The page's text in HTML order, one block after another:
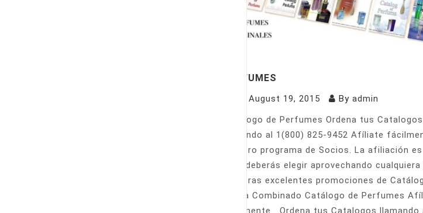
PERFUMES
August 19, 2015 By admin
Catálogo de Perfumes Ordena tus Catalogos
llamando al 1(800) 825-9452 Afíliate
nuestro programa de Socios. La afiliación
Sólo deberás elegir aprovechando cualquiera
nuestras excelentes promociones de
Venta Combinado Catálogo de Perfumes
fácilmente Ordena tus Catalogos llamando